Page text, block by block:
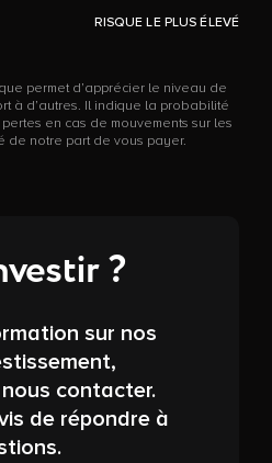
RISQUE LE PLUS ÉLEVÉ
permet d’apprécier le niveau de
à d’autres. Il indique la probabilité
en cas de mouvements sur les
de notre part de vous payer.
?
sur nos
contacter.
de répondre à